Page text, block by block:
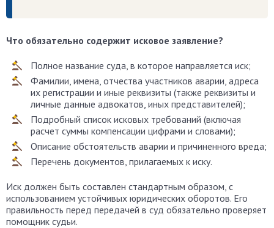
Что обязательно содержит исковое заявление?
Полное название суда, в которое направляется иск;
Фамилии, имена, отчества участников аварии, адреса
их регистрации и иные реквизиты (также реквизиты и
личные данные адвокатов, иных представителей);
Подробный список исковых требований (включая
расчет суммы компенсации цифрами и словами);
Описание обстоятельств аварии и причиненного вреда;
Перечень документов, прилагаемых к иску.
Иск должен быть составлен стандартным образом, с
использованием устойчивых юридических оборотов. Его
правильность перед передачей в суд обязательно проверяет
помощник судьи.